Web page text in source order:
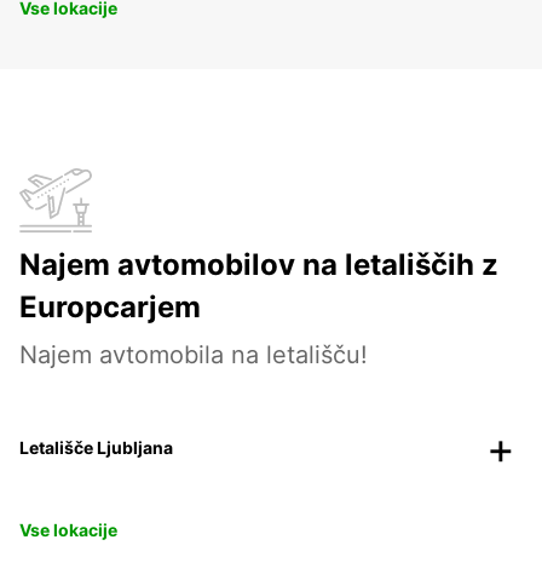
Vse lokacije
Najem avtomobilov na letališčih z
Europcarjem
Najem avtomobila na letališču!
Letališče Ljubljana
Vse lokacije